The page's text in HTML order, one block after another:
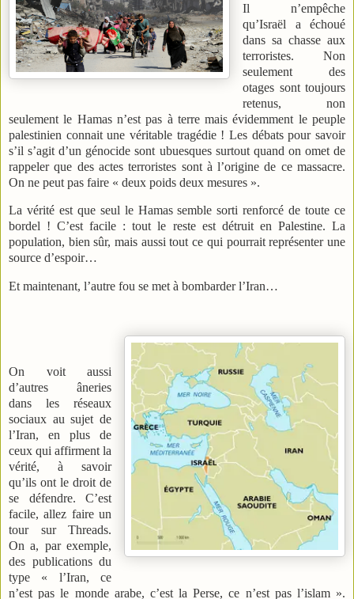
Il n’empêche
qu’Israël a échoué
dans sa chasse aux
terroristes. Non
seulement des
otages sont toujours
retenus, non
seulement le Hamas n’est pas à terre mais évidemment le peuple
palestinien connait une véritable tragédie ! Les débats pour savoir
s’il s’agit d’un génocide sont ubuesques surtout quand on omet de
rappeler que des actes terroristes sont à l’origine de ce massacre.
On ne peut pas faire « deux poids deux mesures ».
La vérité est que seul le Hamas semble sorti renforcé de toute ce
bordel ! C’est facile : tout le reste est détruit en Palestine. La
population, bien sûr, mais aussi tout ce qui pourrait représenter une
source d’espoir…
Et maintenant, l’autre fou se met à bombarder l’Iran…
On voit aussi
d’autres âneries
dans les réseaux
sociaux au sujet de
l’Iran, en plus de
ceux qui affirment la
vérité, à savoir
qu’ils ont le droit de
se défendre. C’est
facile, allez faire un
tour sur Threads.
On a, par exemple,
des publications du
type « l’Iran, ce
n’est pas le monde arabe, c’est la Perse, ce n’est pas l’islam ».